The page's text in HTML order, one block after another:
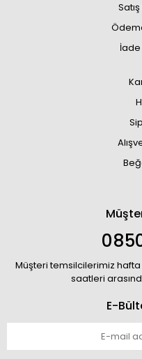
Müşteri temsilcilerimiz hafta
saatleri
E-